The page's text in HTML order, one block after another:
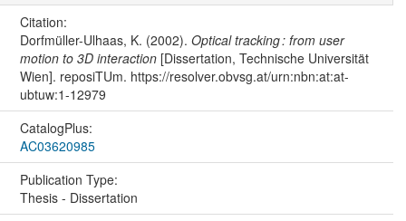
Citation:
Dorfmüller-Ulhaas, K. (2002). Optical tracking : from user
motion to 3D interaction[Dissertation, Technische Universität
Wien]. reposiTUm. https://resolver.obvsg.at/urn:nbn:at:at-
ubtuw:1-12979
CatalogPlus:
AC03620985
Publication Type:
Thesis - Dissertation